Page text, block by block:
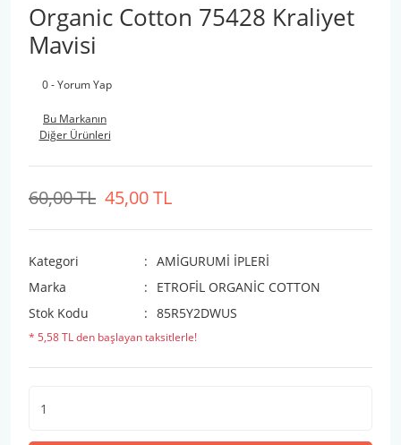
Organic Cotton 75428 Kraliyet
Mavisi
0 - Yorum Yap
Bu Markanın
Diğer Ürünleri
45,00 TL
60,00 TL
Kategori
AMİGURUMİ İPLERİ
Marka
ETROFİL ORGANİC COTTON
Stok Kodu
85R5Y2DWUS
* 5,58 TL den başlayan taksitlerle!